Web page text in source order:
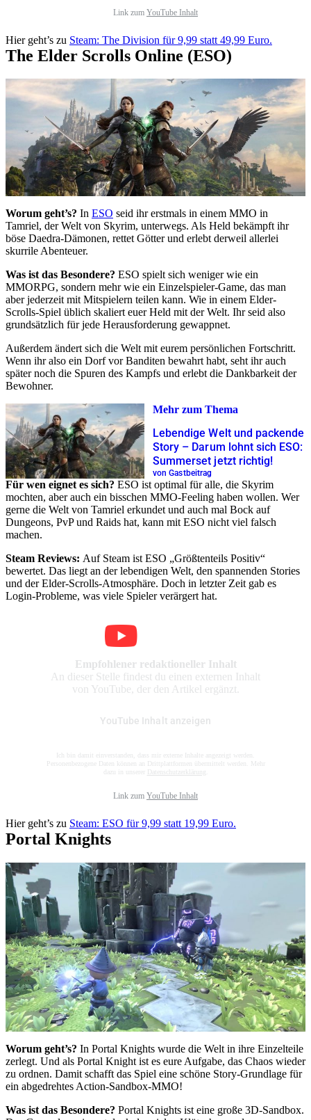
Link zum YouTube Inhalt
Hier geht’s zu Steam: The Division für 9,99 statt 49,99 Euro.
The Elder Scrolls Online (ESO)
Worum geht’s? In ESO seid ihr erstmals in einem MMO in
Tamriel, der Welt von Skyrim, unterwegs. Als Held bekämpft ihr
böse Daedra-Dämonen, rettet Götter und erlebt derweil allerlei
skurrile Abenteuer.
Was ist das Besondere? ESO spielt sich weniger wie ein
MMORPG, sondern mehr wie ein Einzelspieler-Game, das man
aber jederzeit mit Mitspielern teilen kann. Wie in einem Elder-
Scrolls-Spiel üblich skaliert euer Held mit der Welt. Ihr seid also
grundsätzlich für jede Herausforderung gewappnet.
Außerdem ändert sich die Welt mit eurem persönlichen Fortschritt.
Wenn ihr also ein Dorf vor Banditen bewahrt habt, seht ihr auch
später noch die Spuren des Kampfs und erlebt die Dankbarkeit der
Bewohner.
Mehr zum Thema
Lebendige Welt und packende
Story – Darum lohnt sich ESO:
Summerset jetzt richtig!
von Gastbeitrag
Für wen eignet es sich? ESO ist optimal für alle, die Skyrim
mochten, aber auch ein bisschen MMO-Feeling haben wollen. Wer
gerne die Welt von Tamriel erkundet und auch mal Bock auf
Dungeons, PvP und Raids hat, kann mit ESO nicht viel falsch
machen.
Steam Reviews: Auf Steam ist ESO „Größtenteils Positiv“
bewertet. Das liegt an der lebendigen Welt, den spannenden Stories
und der Elder-Scrolls-Atmosphäre. Doch in letzter Zeit gab es
Login-Probleme, was viele Spieler verärgert hat.
Empfohlener redaktioneller Inhalt
An dieser Stelle findest du einen externen Inhalt
von YouTube, der den Artikel ergänzt.
YouTube Inhalt anzeigen
Ich bin damit einverstanden, dass mir externe Inhalte angezeigt werden.
Personenbezogene Daten können an Drittplattformen übermittelt werden. Mehr
dazu in unserer
Datenschutzerklärung
Link zum YouTube Inhalt
Hier geht’s zu Steam: ESO für 9,99 statt 19,99 Euro.
Portal Knights
Worum geht’s? In Portal Knights wurde die Welt in ihre Einzelteile
zerlegt. Und als Portal Knight ist es eure Aufgabe, das Chaos wieder
zu ordnen. Damit schafft das Spiel eine schöne Story-Grundlage für
ein abgedrehtes Action-Sandbox-MMO!
Was ist das Besondere? Portal Knights ist eine große 3D-Sandbox.